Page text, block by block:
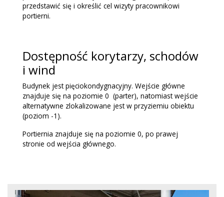
przedstawić się i określić cel wizyty pracownikowi
portierni.
Dostępność korytarzy, schodów
i wind
Budynek jest pięciokondygnacyjny. Wejście główne
znajduje się na poziomie 0 (parter), natomiast wejście
alternatywne zlokalizowane jest w przyziemiu obiektu
(poziom -1).
Portiernia znajduje się na poziomie 0, po prawej
stronie od wejścia głównego.